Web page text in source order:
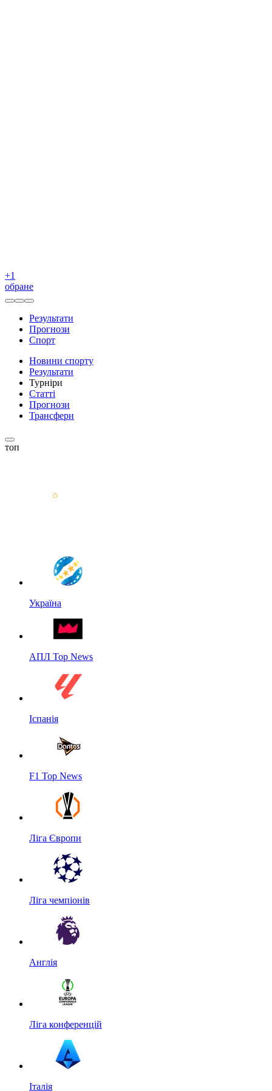
+1
обране
Результати
Прогнози
Спорт
Новини спорту
Результати
Турніри
Статті
Прогнози
Трансфери
топ
Україна
АПЛ Top News
Іспанія
F1 Top News
Ліга Європи
Ліга чемпіонів
Англія
Ліга конференцій
Італія